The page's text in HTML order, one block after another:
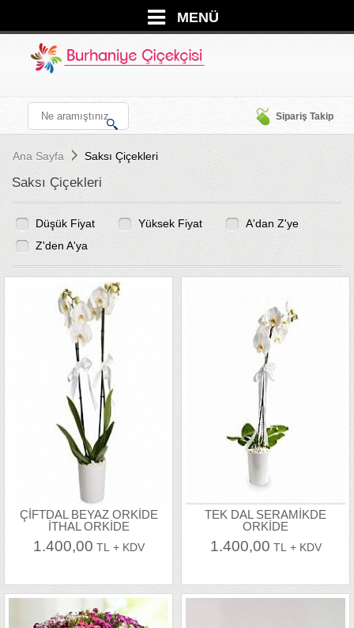
MENÜ
Sipariş Takip
Ana Sayfa Saksı Çiçekleri
Saksı Çiçekleri
Düşük Fiyat Yüksek Fiyat
A'dan Z'ye
Z'den A'ya
ÇİFTDAL BEYAZ ORKİDE
İTHAL ORKİDE
1.400,00 TL + KDV
TEK DAL SERAMİKDE
ORKİDE
1.400,00 TL + KDV